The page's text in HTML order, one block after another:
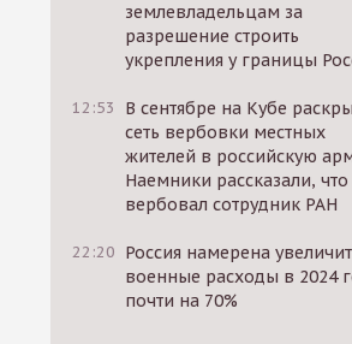
землевладельцам за
разрешение строить
укрепления у границы
12:53
В сентябре на Кубе
сеть вербовки местных
жителей в российскую
Наемники рассказали,
вербовал сотрудник РАН
22:20 Россия намерена
военные расходы в 2024
почти на 70%